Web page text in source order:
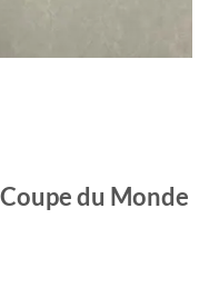
du Monde